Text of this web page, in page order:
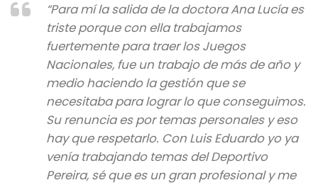
“Para mí la salida de la doctora Ana Lucía es
triste porque con ella trabajamos
fuertemente para traer los Juegos
Nacionales, fue un trabajo de más de año y
medio haciendo la gestión que se
necesitaba para lograr lo que conseguimos.
Su renuncia es por temas personales y eso
hay que respetarlo. Con Luis Eduardo yo ya
venía trabajando temas del Deportivo
Pereira, sé que es un gran profesional y me